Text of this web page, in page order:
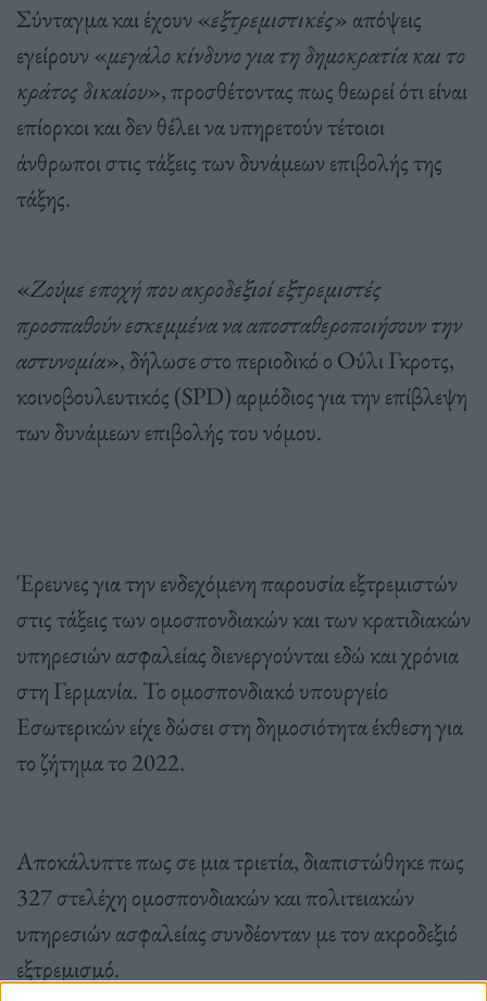
Σύνταγμα και έχουν «εξτρεμιστικές» απόψεις
εγείρουν «μεγάλο κίνδυνο για τη δημοκρατία και το
κράτος δικαίου», προσθέτοντας πως θεωρεί ότι είναι
επίορκοι και δεν θέλει να υπηρετούν τέτοιοι
άνθρωποι στις τάξεις των δυνάμεων επιβολής της
τάξης.
«Ζούμε εποχή που ακροδεξιοί εξτρεμιστές
προσπαθούν εσκεμμένα να αποσταθεροποιήσουν την
αστυνομία», δήλωσε στο περιοδικό ο Ούλι Γκροτς,
κοινοβουλευτικός (SPD) αρμόδιος για την επίβλεψη
των δυνάμεων επιβολής του νόμου.
Έρευνες για την ενδεχόμενη παρουσία εξτρεμιστών
στις τάξεις των ομοσπονδιακών και των κρατιδιακών
υπηρεσιών ασφαλείας διενεργούνται εδώ και χρόνια
στη Γερμανία. Το ομοσπονδιακό υπουργείο
Εσωτερικών είχε δώσει στη δημοσιότητα έκθεση για
το ζήτημα το 2022.
Αποκάλυπτε πως σε μια τριετία, διαπιστώθηκε πως
327 στελέχη ομοσπονδιακών και πολιτειακών
υπηρεσιών ασφαλείας συνδέονταν με τον ακροδεξιό
εξτρεμισμό.